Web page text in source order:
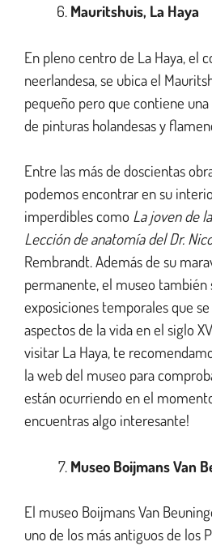
Mauritshuis, La Haya
En pleno centro de La Haya, el
neerlandesa, se ubica el
pequeño pero que contiene
de pinturas holandesas y
Entre las más de doscientas
podemos encontrar en su
imperdibles como La joven de
Lección de anatomía del Dr.
Rembrandt. Además de su
permanente, el museo también
exposiciones temporales que
aspectos de la vida en el siglo
visitar La Haya, te
la web del museo para
están ocurriendo en el
encuentras algo interesante!
Museo Boijmans Van
El museo Boijmans Van
uno de los más antiguos de los